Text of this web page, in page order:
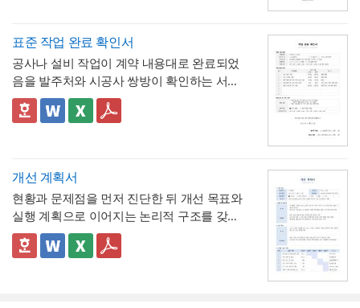
표에 제시된 환산 기준은 1일 8시간(주 40시
간) 근무를 전제로 한 것이므로,소정근로시간
이 다른 사업장이라면 이 기준을 그대로 적용하
로시간이 7시간인 사업장이라면 1시간당 연
을 기준으로 별도의 환산표를 마련해두는 것
이 정확합니다. 또한 법정 연차휴가는 원칙적
으로 1일 단위 사용이 기본이며, 시간단위 사
용은 법적 의무사항이 아니라 회사가 취업규
칙 등을 통해 자율적으로 도입하는 제도이므
한눈에 확인할 수 있도록 함
2. "급여 지급여부 : 무급(급여 미지급)"이라는
항목을 별도로 명시해, 이 휴직이 유급이 아닌
무급으로 처리되었음을 문서상 명확히 못박
음
3. "회사 내부 규정에 따른 휴직 기준이 적용
되었음을 확인한다"는 문구로, 이 무급휴직이
임의가 아니라 회사의 정식 내부 규정 절차를
거쳐 승인·실시되었음을 명시
4. 확인자(경영지원팀 담당자)의 서명과 회사
직인으로 마무리해, 근로자가 이 문서를 대외
무급휴직 확인서는
계산해 기재하는 것이 가장 중요합니다. 휴직
시작일과 종료일을 실제 승인된 휴직원 내용
제 일수를 정확히 세어 기재해야 이후 급여나
표준 작업 완료 확인서
공사나 설비 작업이 계약 내용대로 완료되었
음을 발주처와 시공사 쌍방이 확인하는 서식
입니다. 작업항목별로 계획 수량과 완료 수량
을 나란히 대조하고, 하자 여부와 하자보증기
증할 수 있는 것이 특징입니다.
✅ 계획 대비 완료 수량 검증 및 하자 확인 관련
다면 반드시 비고란에 그 사유(예 : 설계 변경,
현장 여건상 수량 조정 등)를 구체적으로 기재
해야 하며, 임의로 수량을 맞춰 기재하는 일이
없도록 해야 합니다. 하자여부를 "하자 없
음"으로 확인하는 경우에도 하자보증기간 내
에 새로운 하자가 발견될 수 있으므로, 이 확
💡 작성 팁
작업 완료 확인서는계획과 완료의 정확한 대조
가 가장 중요 하므로, 현장 실사를 통해 실제 완
료된 개소·수량을 정확히 확인한 뒤 계획 수량
개선 계획서
현황과 문제점을 먼저 진단한 뒤 개선 목표와
실행 계획으로 이어지는 논리적 구조를 갖춘
업무 개선 보고서입니다. 개선분야를 IT·전산,
업무 프로세스, 안전, 품질 등으로 체크박스
👔 이 서식의 구성 특징